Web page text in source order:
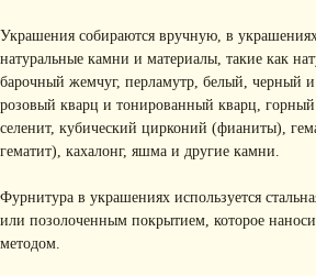
Украшения собираются вручную, в
натуральные камни и материалы, такие как
барочный жемчуг, перламутр, белый, черный
розовый кварц и тонированный кварц, горный
селенит, кубический цирконий (фианиты),
гематит), кахалонг, яшма и другие камни.
Фурнитура в украшениях используется
или позолоченным покрытием, которое
методом.